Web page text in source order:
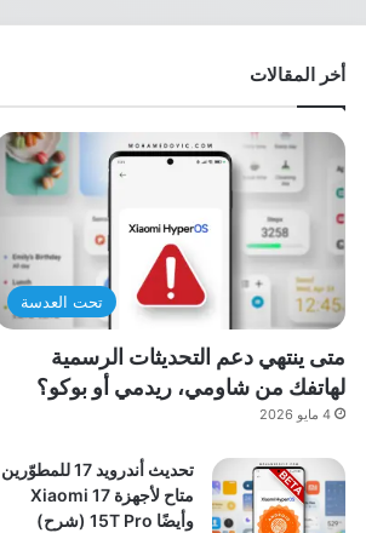
أخر المقالات
تحت العدسة
متى ينتهي دعم التحديثات الرسمية
لهاتفك من شاومي، ريدمي أو بوكو؟
4 مايو 2026
تحديث أندرويد 17 للمطوّرين
متاح لأجهزة Xiaomi 17
وأيضًا 15T Pro (شرح)